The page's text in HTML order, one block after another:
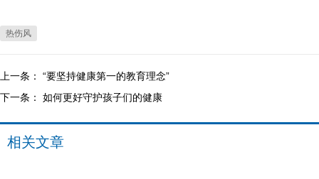
热伤风
上一条： “要坚持健康第一的教育理念”
下一条： 如何更好守护孩子们的健康
相关文章